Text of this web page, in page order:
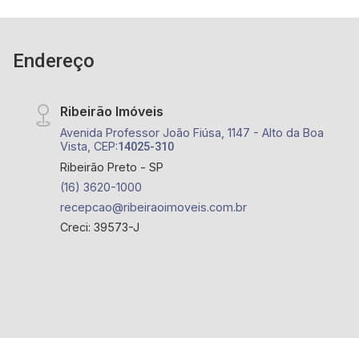
Endereço
Ribeirão Imóveis
Avenida Professor João Fiúsa, 1147 - Alto da Boa
Vista, CEP:14025-310
Ribeirão Preto - SP
(16) 3620-1000
recepcao@ribeiraoimoveis.com.br
Creci: 39573-J